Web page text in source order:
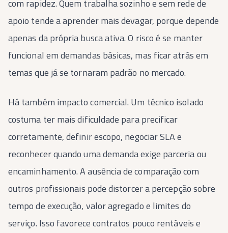
com rapidez. Quem trabalha sozinho e sem rede de
apoio tende a aprender mais devagar, porque depende
apenas da própria busca ativa. O risco é se manter
funcional em demandas básicas, mas ficar atrás em
temas que já se tornaram padrão no mercado.
Há também impacto comercial. Um técnico isolado
costuma ter mais dificuldade para precificar
corretamente, definir escopo, negociar SLA e
reconhecer quando uma demanda exige parceria ou
encaminhamento. A ausência de comparação com
outros profissionais pode distorcer a percepção sobre
tempo de execução, valor agregado e limites do
serviço. Isso favorece contratos pouco rentáveis e